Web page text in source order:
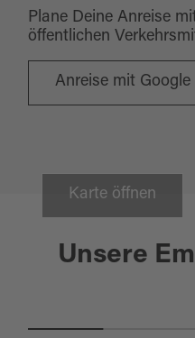
Plane Deine Anreise
öffentlichen
Anreise mit
Karte öffnen
Unsere
Parkstein